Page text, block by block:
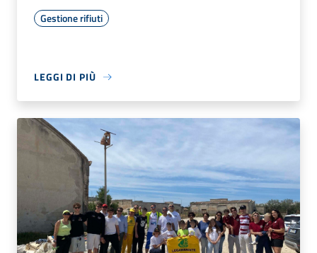
Gestione rifiuti
LEGGI DI PIÙ